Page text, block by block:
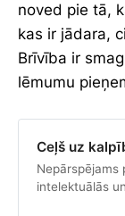
noved pie tā,
kas ir jādara,
Brīvība ir
lēmumu
Ceļš uz
Nepārspējams
intelektuālās